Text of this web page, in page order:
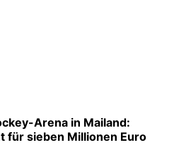
Arena in Mailand:
für sieben Millionen Euro